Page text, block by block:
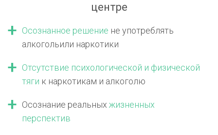
центре
Осознанное решение не употреблять
алкогольили наркотики
Отсутствие психологической и физической
тяги к наркотикам и алкоголю
Осознание реальных жизненных
перспектив